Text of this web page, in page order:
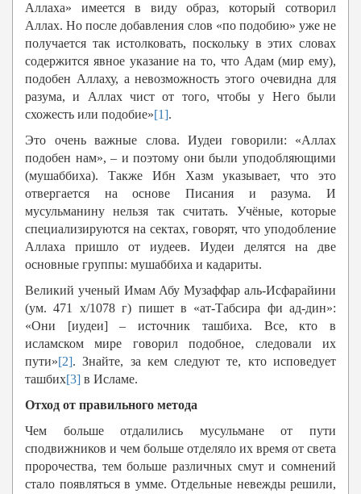
Аллаха» имеется в виду образ, который сотворил
Аллах. Но после добавления слов «по подобию» уже не
получается так истолковать, поскольку в этих словах
содержится явное указание на то, что Адам (мир ему),
подобен Аллаху, а невозможность этого очевидна для
разума, и Аллах чист от того, чтобы у Него были
схожесть или подобие»[1].
Это очень важные слова. Иудеи говорили: «Аллах
подобен нам», – и поэтому они были уподобляющими
(мушаббиха). Также Ибн Хазм указывает, что это
отвергается на основе Писания и разума. И
мусульманину нельзя так считать. Учёные, которые
специализируются на сектах, говорят, что уподобление
Аллаха пришло от иудеев. Иудеи делятся на две
основные группы: мушаббиха и кадариты.
Великий ученый Имам Абу Музаффар аль-Исфарайини
(ум. 471 х/1078 г) пишет в «ат-Табсира фи ад-дин»:
«Они [иудеи] – источник ташбиха. Все, кто в
исламском мире говорил подобное, следовали их
пути»[2]. Знайте, за кем следуют те, кто исповедует
ташбих[3] в Исламе.
Отход от правильного метода
Чем больше отдалились мусульмане от пути
сподвижников и чем больше отделяло их время от света
пророчества, тем больше различных смут и сомнений
стало появляться в умме. Отдельные невежды решили,